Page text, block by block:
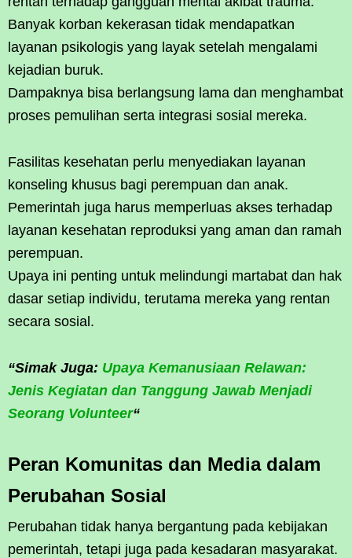
Banyak korban kekerasan tidak mendapatkan
layanan psikologis yang layak setelah mengalami
kejadian buruk.
Dampaknya bisa berlangsung lama dan menghambat
proses pemulihan serta integrasi sosial mereka.
Fasilitas kesehatan perlu menyediakan layanan
konseling khusus bagi perempuan dan anak.
Pemerintah juga harus memperluas akses terhadap
layanan kesehatan reproduksi yang aman dan ramah
perempuan.
Upaya ini penting untuk melindungi martabat dan hak
dasar setiap individu, terutama mereka yang rentan
secara sosial.
“Simak Juga: Upaya Kemanusiaan Relawan:
Jenis Kegiatan dan Tanggung Jawab Menjadi
Seorang Volunteer“
Peran Komunitas dan Media dalam
Perubahan Sosial
Perubahan tidak hanya bergantung pada kebijakan
pemerintah, tetapi juga pada kesadaran masyarakat.